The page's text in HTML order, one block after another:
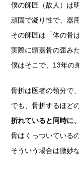
僕の師匠（故人）は
頑固で凝り性で、器
その師匠は「体の骨
実際に頭蓋骨の歪み
僕はそこで、13年の
骨折は医者の領分で
でも、骨折するほど
折れていると同時に
骨はくっついている
そういう場合は微妙